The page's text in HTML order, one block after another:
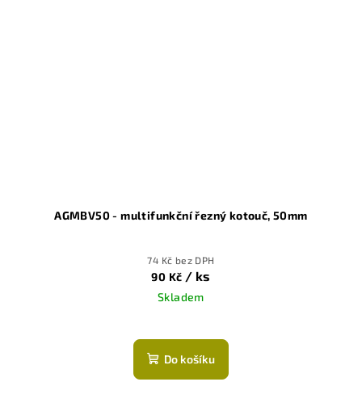
AGMBV50 - multifunkční řezný kotouč, 50mm
74 Kč bez DPH
90 Kč / ks
Skladem
Do košíku